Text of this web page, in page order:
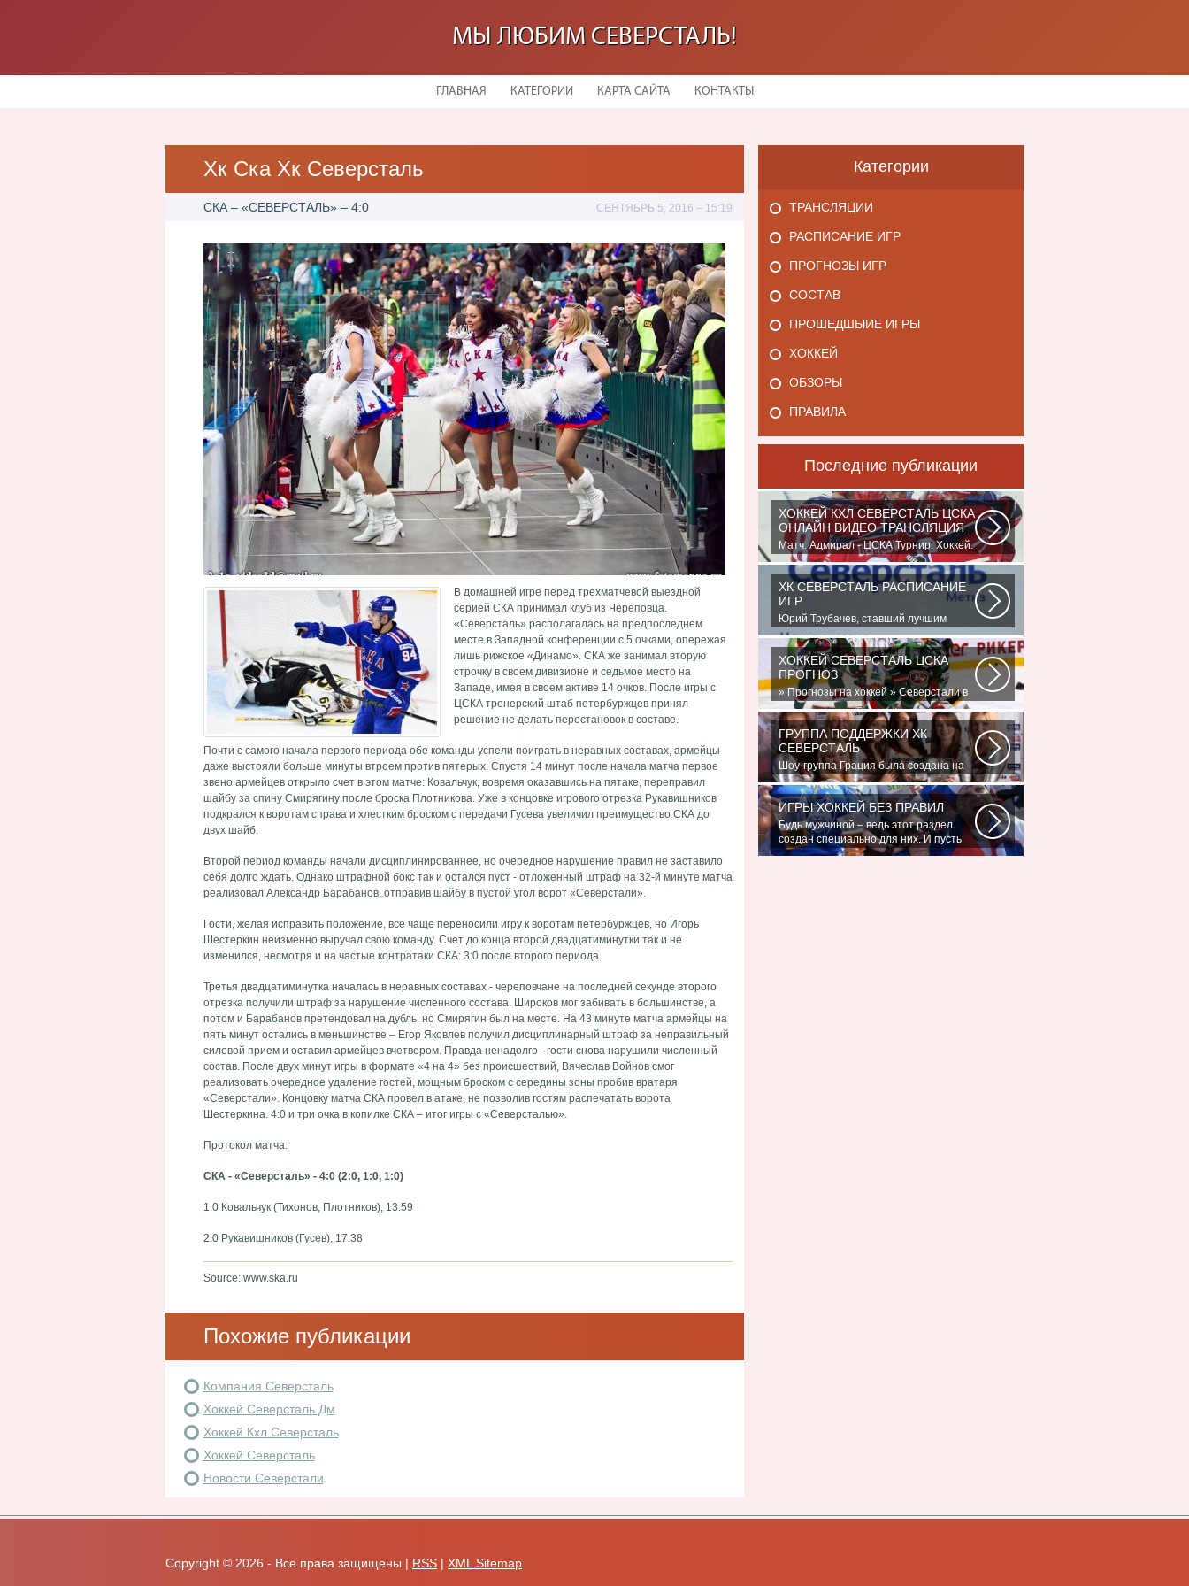
МЫ ЛЮБИМ СЕВЕРСТАЛЬ!
ГЛАВНАЯ КАТЕГОРИИ КАРТА САЙТА КОНТАКТЫ
Хк Ска Хк Северсталь
​СКА – «СЕВЕРСТАЛЬ» – 4:0 СЕНТЯБРЬ 5, 2016 – 15:19
В домашней игре перед трехматчевой выездной
серией СКА принимал клуб из Череповца.
«Северсталь» располагалась на предпоследнем
месте в Западной конференции с 5 очками, опережая
лишь рижское «Динамо». СКА же занимал вторую
строчку в своем дивизионе и седьмое место на
Западе, имея в своем активе 14 очков. После игры с
ЦСКА тренерский штаб петербуржцев принял
решение не делать перестановок в составе.
Почти с самого начала первого периода обе команды успели поиграть в неравных составах, армейцы
даже выстояли больше минуты втроем против пятерых. Спустя 14 минут после начала матча первое
звено армейцев открыло счет в этом матче: Ковальчук, вовремя оказавшись на пятаке, переправил
шайбу за спину Смирягину после броска Плотникова. Уже в концовке игрового отрезка Рукавишников
подкрался к воротам справа и хлестким броском с передачи Гусева увеличил преимущество СКА до
двух шайб.
Второй период команды начали дисциплинированнее, но очередное нарушение правил не заставило
себя долго ждать. Однако штрафной бокс так и остался пуст - отложенный штраф на 32-й минуте матча
реализовал Александр Барабанов, отправив шайбу в пустой угол ворот «Северстали».
Гости, желая исправить положение, все чаще переносили игру к воротам петербуржцев, но Игорь
Шестеркин неизменно выручал свою команду. Счет до конца второй двадцатиминутки так и не
изменился, несмотря и на частые контратаки СКА: 3:0 после второго периода.
Третья двадцатиминутка началась в неравных составах - череповчане на последней секунде второго
отрезка получили штраф за нарушение численного состава. Широков мог забивать в большинстве, а
потом и Барабанов претендовал на дубль, но Смирягин был на месте. На 43 минуте матча армейцы на
пять минут остались в меньшинстве – Егор Яковлев получил дисциплинарный штраф за неправильный
силовой прием и оставил армейцев вчетвером. Правда ненадолго - гости снова нарушили численный
состав. После двух минут игры в формате «4 на 4» без происшествий, Вячеслав Войнов смог
реализовать очередное удаление гостей, мощным броском с середины зоны пробив вратаря
«Северстали». Концовку матча СКА провел в атаке, не позволив гостям распечатать ворота
Шестеркина. 4:0 и три очка в копилке СКА – итог игры с «Северсталью».
Протокол матча:
СКА - «Северсталь» - 4:0 (2:0, 1:0, 1:0)
1:0 Ковальчук (Тихонов, Плотников), 13:59
2:0 Рукавишников (Гусев), 17:38
Source: www.ska.ru
Похожие публикации
Компания Северсталь
Хоккей Северсталь Дм
Хоккей Кхл Северсталь
Хоккей Северсталь
Новости Северстали
Категории
ТРАНСЛЯЦИИ
РАСПИСАНИЕ ИГР
ПРОГНОЗЫ ИГР
СОСТАВ
ПРОШЕДШЫИЕ ИГРЫ
ХОККЕЙ
ОБЗОРЫ
ПРАВИЛА
Последние публикации
ХОККЕЙ КХЛ СЕВЕРСТАЛЬ ЦСКА
ОНЛАЙН ВИДЕО ТРАНСЛЯЦИЯ
Матч: Адмирал - ЦСКА Турнир: Хоккей.
Чемпионат КХЛНачало матча: 10:00
МСК...
ХК СЕВЕРСТАЛЬ РАСПИСАНИЕ
ИГР
Юрий Трубачев, ставший лучшим
игроком в составе 28 ноября, 02:52
Команде...
ХОККЕЙ СЕВЕРСТАЛЬ ЦСКА
ПРОГНОЗ
» Прогнозы на хоккей » Северстали в
последнее время крупно не везет.
Коллектив...
ГРУППА ПОДДЕРЖКИ ХК
СЕВЕРСТАЛЬ
Шоу-группа Грация была создана на
базе ярославского шейпинг-центра
для...
ИГРЫ ХОККЕЙ БЕЗ ПРАВИЛ
Будь мужчиной – ведь этот раздел
создан специально для них. И пусть
злопыхатели...
Copyright © 2026 - Все права защищены | RSS | XML Sitemap